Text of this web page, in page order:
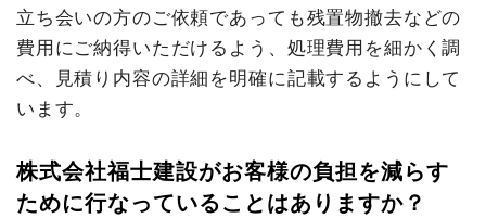
立ち会いの方のご依頼であっても残置物撤去などの
費用にご納得いただけるよう、処理費用を細かく調
べ、見積り内容の詳細を明確に記載するようにして
います。
株式会社福士建設がお客様の負担を減らす
ために行なっていることはありますか？